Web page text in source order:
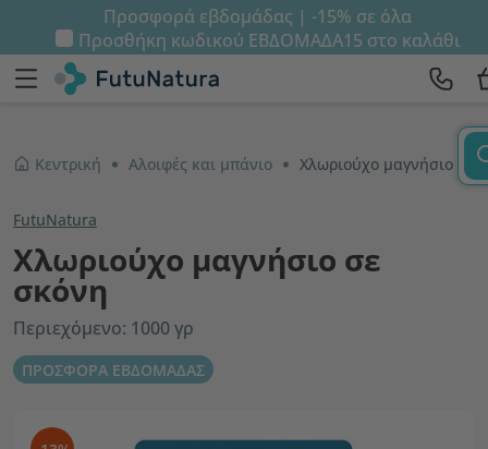
Προσφορά εβδομάδας | -15% σε όλα
Προσθήκη κωδικού ΕΒΔΟΜΑΔΑ15 στο καλάθι
Κεντρική Αλοιφές και μπάνιο
FutuNatura
Χλωριούχο μαγνήσιο σε
σκόνη
Περιεχόμενο: 1000 γρ
ΠΡΟΣΦΟΡΑ ΕΒΔΟΜΑΔΑΣ